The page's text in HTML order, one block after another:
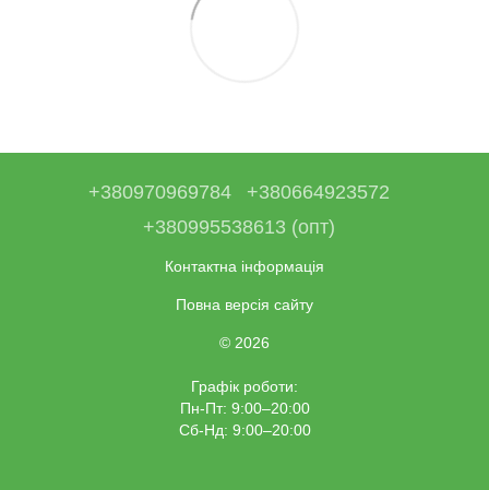
+380970969784
+380664923572
+380995538613 (опт)
Контактна інформація
Повна версія сайту
© 2026
Графік роботи:
Пн-Пт: 9:00–20:00
Сб-Нд: 9:00–20:00